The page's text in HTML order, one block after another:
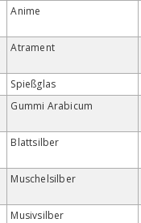
Anime
Atrament
Spießglas
Gummi Arabicum
Blattsilber
Muschelsilber
Musivsilber